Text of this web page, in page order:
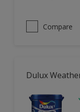
Compare
Dulux